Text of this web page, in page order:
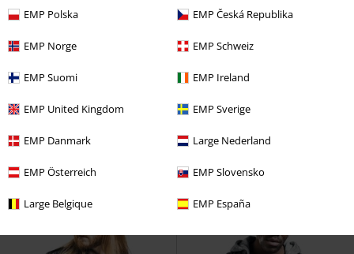
EMP Polska EMP Česká Republika
EMP Norge EMP Schweiz
EMP Suomi EMP Ireland
EMP United Kingdom EMP Sverige
EMP Danmark Large Nederland
EMP Österreich EMP Slovensko
Large Belgique EMP España
Fast ausverkauft
299,99 €
Rock Rebel by EMP
Fast ausverkauft
154,99 €
Lederjacke